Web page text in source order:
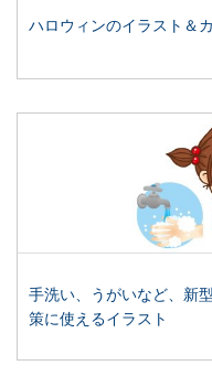
ハロウィンのイラスト＆
手洗い、うがいなど、新
策に使えるイラスト